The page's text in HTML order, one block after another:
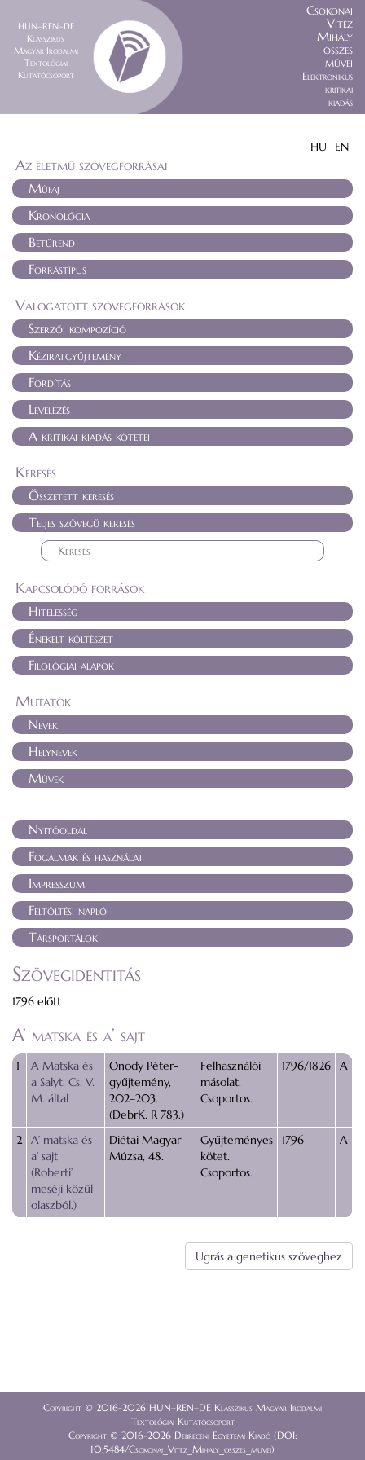
HUN–REN–DE
Klasszikus
Magyar Irodalmi
Textológiai
Kutatócsoport
Csokonai
Vitéz
Mihály
összes
művei
Elektronikus
kritikai
kiadás
HU EN
Az életmű szövegforrásai
Műfaj
Kronológia
Betűrend
Forrástípus
Válogatott szövegforrások
Szerzői kompozíció
Kéziratgyűjtemény
Fordítás
Levelezés
A kritikai kiadás kötetei
Keresés
Összetett keresés
Teljes szövegű keresés
Kapcsolódó források
Hitelesség
Énekelt költészet
Filológiai alapok
Mutatók
Nevek
Helynevek
Művek
Nyitóoldal
Fogalmak és használat
Impresszum
Feltöltési napló
Társportálok
Szövegidentitás
1796 előtt
A’ matska és a’ sajt
1
A Matska és
a Salyt. Cs. V.
M. által
Onody Péter-
gyűjtemény,
202–203.
(DebrK. R 783.)
Felhasználói
másolat.
Csoportos.
1796/1826 A
2
A’ matska és
a’ sajt
(Roberti’
meséji közűl
olaszból.)
Diétai Magyar
Múzsa, 48.
Gyűjteményes
kötet.
Csoportos.
1796 A
Ugrás a genetikus szöveghez
Copyright © 2016-2026 HUN–REN–DE Klasszikus Magyar Irodalmi
Textológiai Kutatócsoport
Copyright © 2016-2026 Debreceni Egyetemi Kiadó (DOI:
10.5484/Csokonai_Vitez_Mihaly_osszes_muvei)